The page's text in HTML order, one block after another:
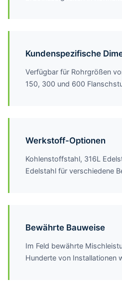
Kundenspezifische
Verfügbar für Rohrgrößen
150, 300 und 600
Werkstoff-Optionen
Kohlenstoffstahl, 316L
Edelstahl für verschiedene
Bewährte Bauweise
Im Feld bewährte
Hunderte von Installationen